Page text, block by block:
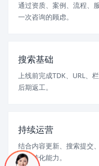
通过资质、案例、流程、
一次咨询的顾虑。
搜索基础
上线前完成TDK、URL、
后期返工。
持续运营
结合内容更新、搜索提交
页面转化能力。